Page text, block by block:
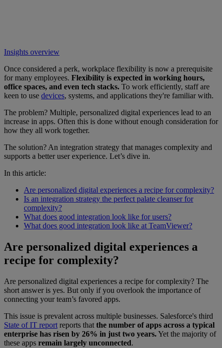
Insights overview
Once considered a perk, workplace flexibility is now a prerequisite
for many employees. Flexibility is expected in working hours,
office spaces, and even tech stacks. To work efficiently, staff are
keen to use devices, systems, and applications they're familiar with.
The problem? Multiple, personalized digital experiences lead to an
increase in apps. Often this is done without enough consideration for
how they all work together.
The solution? An integration strategy that manages complexity and
supports a better user experience. Let’s dive in.
In this article:
Are personalized digital experiences a recipe for complexity?
Is an integration strategy the perfect palate cleanser for
complexity?
What does good integration look like for users?
What does good integration look like at TeamViewer?
Are personalized digital experiences a
recipe for complexity?
Are personalized digital experiences a recipe for complexity? The
short answer is yes. But only if you overlook the importance of
connecting your team’s favored apps.
This issue is prevalent across multiple businesses. Salesforce's third
State of IT report reports that the number of apps across a typical
enterprise has risen by 26% in just two years.Yet the majority of
these apps remain largely unconnected.